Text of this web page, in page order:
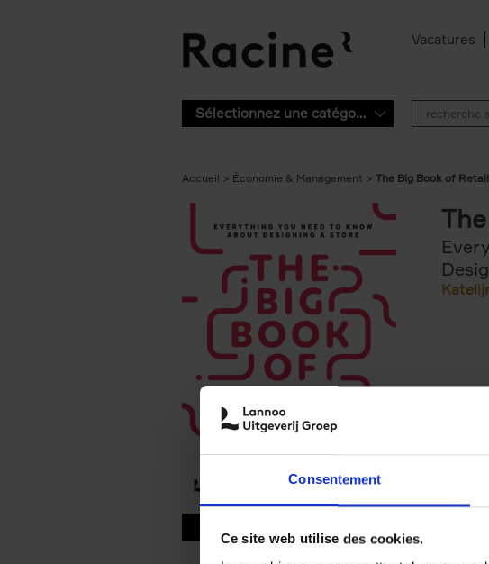
Consentement
Ce site web utilise des cookies.
Vacatures
Sélectionnez une catégorie
Accueil Économie & Management The Big Book of
9789401490436.PDF